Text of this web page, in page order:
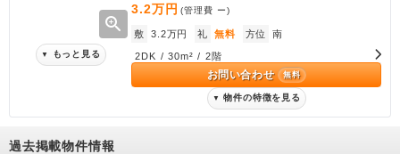
zoom_in
▼ もっと見る
3.2万円 (管理費 ー)
敷 3.2万円 礼 無料 方位 南
2DK / 30m² / 2階
お問い合わせ 無料
▼ 物件の特徴を見る
過去掲載物件情報